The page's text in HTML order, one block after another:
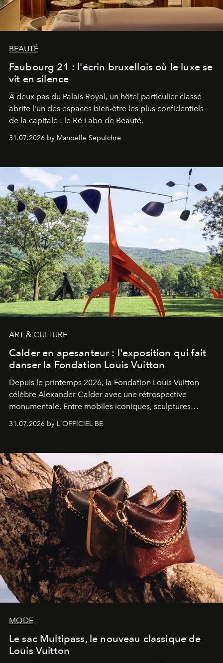
BEAUTÉ
Faubourg 21 : l'écrin bruxellois où le luxe se
vit en silence
À deux pas du Palais Royal, un hôtel particulier classé
abrite l'un des espaces bien-être les plus confidentiels
de la capitale : le Ré Labo de Beauté.
31.07.2026 by Manoëlle Sepulchre
ART & CULTURE
Calder en apesanteur : l'exposition qui fait
danser la Fondation Louis Vuitton
Depuis le printemps 2026, la Fondation Louis Vuitton
célèbre Alexander Calder avec une rétrospective
monumentale. Entre mobiles iconiques, sculptures
monumentales et poésie du mouvement, l'artiste
américain investit les espaces imaginés par Frank Gehry
sculpture.
31.07.2026 by L'OFFICIEL BE
MODE
Le sac Multipass, le nouveau classique de
Louis Vuitton